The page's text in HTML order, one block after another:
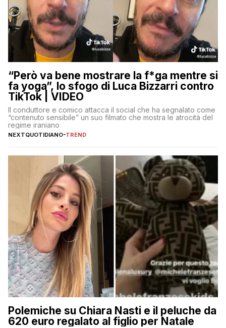
“Però va bene mostrare la f*ga mentre si
fa yoga”, lo sfogo di Luca Bizzarri contro
TikTok | VIDEO
Il conduttore e comico attacca il social che ha segnalato come
“contenuto sensibile” un suo filmato che mostra le atrocità del
regime iraniano
NEXTQUOTIDIANO-TREND
Polemiche su Chiara Nasti e il peluche da
620 euro regalato al figlio per Natale